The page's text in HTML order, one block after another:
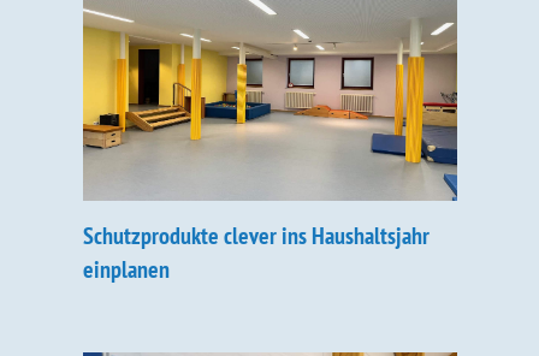
Schutzprodukte clever ins Haushaltsjahr
einplanen